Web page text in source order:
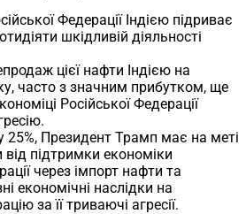
Федерації Індією підриває
шкідливій діяльності
цієї нафти Індією на
часто з значним прибутком, ще
Російської Федерації
25%, Президент Трамп має на меті
від підтримки економіки
через імпорт нафти та
економічні наслідки на
за її триваючі агресії.